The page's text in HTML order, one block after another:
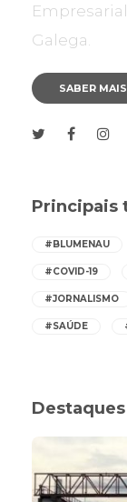
Galega.
SABER MAIS
Principais
#BLUMENAU
#COVID-19
#JORNALISMO
#SAÚDE
Destaques